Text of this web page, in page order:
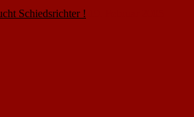
Schiedsrichter !